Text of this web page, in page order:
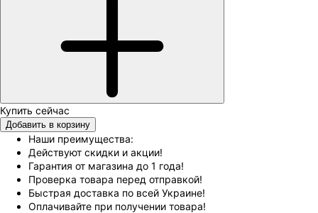
Добавить в корзину
Наши преимущества:
Действуют скидки и акции!
Гарантия от магазина до 1 года!
Проверка товара перед отправкой!
Быстрая доставка по всей Украине!
Оплачивайте при получении товара!